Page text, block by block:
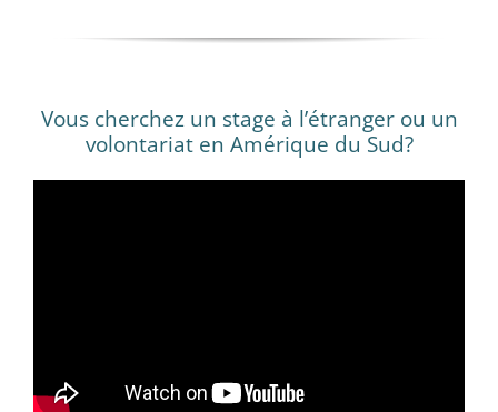
Vous cherchez un stage à l’étranger ou un
volontariat en Amérique du Sud?